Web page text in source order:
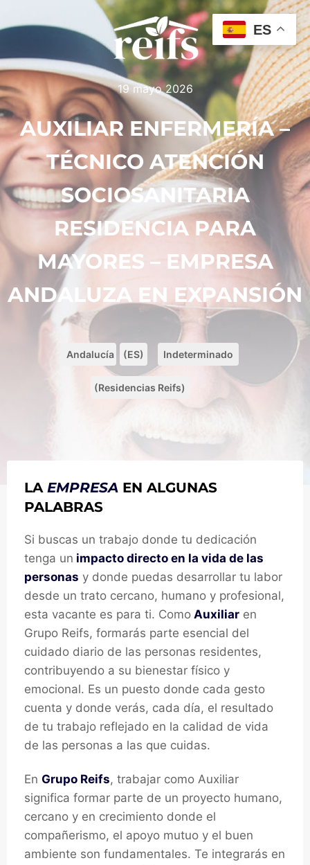
19 mayo 2026
AUXILIAR ENFERMERÍA –
TÉCNICO ATENCIÓN
SOCIOSANITARIA
RESIDENCIA PARA
MAYORES – EMPRESA
ANDALUZA EN EXPANSIÓN
Andalucía (ES) Indeterminado
(Residencias Reifs)
LA EMPRESA EN ALGUNAS
PALABRAS
Si buscas un trabajo donde tu dedicación
tenga un impacto directo en la vida de las
personas y donde puedas desarrollar tu labor
desde un trato cercano, humano y profesional,
esta vacante es para ti. Como Auxiliar en
Grupo Reifs, formarás parte esencial del
cuidado diario de las personas residentes,
contribuyendo a su bienestar físico y
emocional. Es un puesto donde cada gesto
cuenta y donde verás, cada día, el resultado
de tu trabajo reflejado en la calidad de vida
de las personas a las que cuidas.
En Grupo Reifs, trabajar como Auxiliar
significa formar parte de un proyecto humano,
cercano y en crecimiento donde el
compañerismo, el apoyo mutuo y el buen
ambiente son fundamentales. Te integrarás en
ES